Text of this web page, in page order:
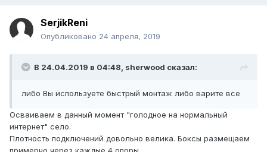
SerjikReni
Опубликовано 24 апреля, 2019
В 24.04.2019 в 04:48, sherwood сказал:
либо Вы используете быстрый монтаж либо варите все
Осваиваем в данный момент "голодное на нормальный
интернет" село.
Плотность подключений довольно велика. Боксы размещаем